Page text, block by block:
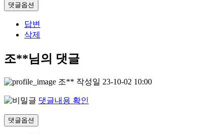
댓글옵션
답변
삭제
조**님의 댓글
조** 작성일 23-10-02 10:00
댓글내용 확인
댓글옵션